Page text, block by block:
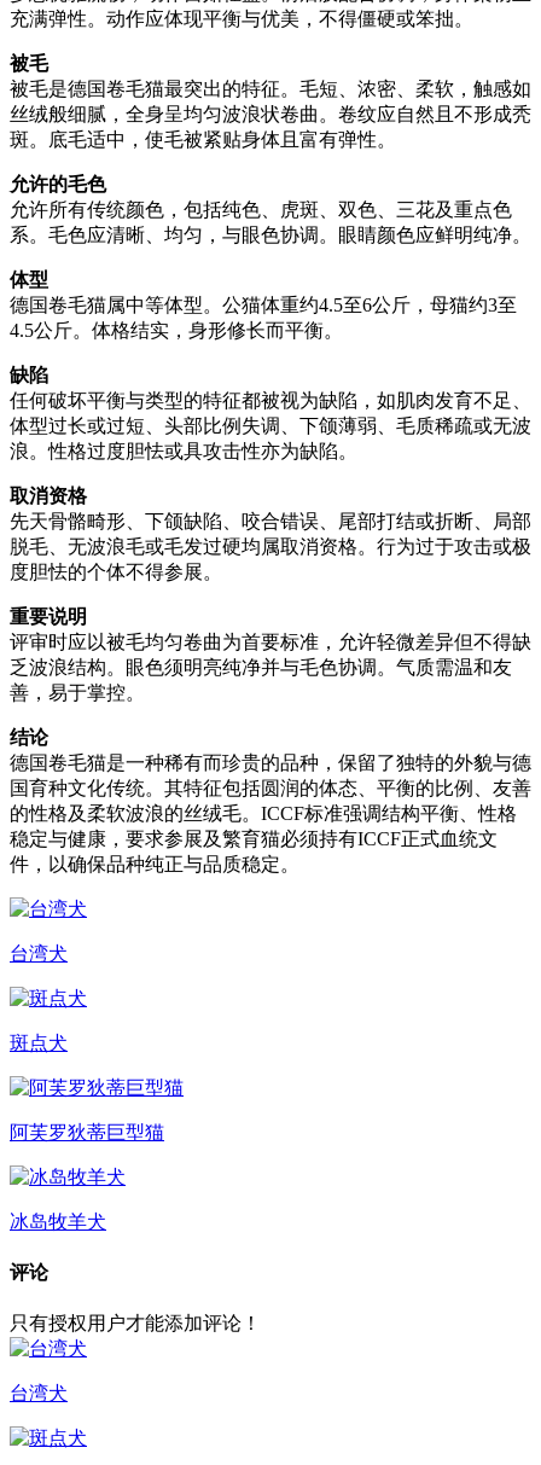
充满弹性。动作应体现平衡与优美，不得僵硬或笨拙。
被毛
被毛是德国卷毛猫最突出的特征。毛短、浓密、柔软，触感如
丝绒般细腻，全身呈均匀波浪状卷曲。卷纹应自然且不形成秃
斑。底毛适中，使毛被紧贴身体且富有弹性。
允许的毛色
允许所有传统颜色，包括纯色、虎斑、双色、三花及重点色
系。毛色应清晰、均匀，与眼色协调。眼睛颜色应鲜明纯净。
体型
德国卷毛猫属中等体型。公猫体重约4.5至6公斤，母猫约3至
4.5公斤。体格结实，身形修长而平衡。
缺陷
任何破坏平衡与类型的特征都被视为缺陷，如肌肉发育不足、
体型过长或过短、头部比例失调、下颌薄弱、毛质稀疏或无波
浪。性格过度胆怯或具攻击性亦为缺陷。
取消资格
先天骨骼畸形、下颌缺陷、咬合错误、尾部打结或折断、局部
脱毛、无波浪毛或毛发过硬均属取消资格。行为过于攻击或极
度胆怯的个体不得参展。
重要说明
评审时应以被毛均匀卷曲为首要标准，允许轻微差异但不得缺
乏波浪结构。眼色须明亮纯净并与毛色协调。气质需温和友
善，易于掌控。
结论
德国卷毛猫是一种稀有而珍贵的品种，保留了独特的外貌与德
国育种文化传统。其特征包括圆润的体态、平衡的比例、友善
的性格及柔软波浪的丝绒毛。ICCF标准强调结构平衡、性格
稳定与健康，要求参展及繁育猫必须持有ICCF正式血统文
件，以确保品种纯正与品质稳定。
台湾犬
斑点犬
阿芙罗狄蒂巨型猫
冰岛牧羊犬
评论
只有授权用户才能添加评论！
台湾犬